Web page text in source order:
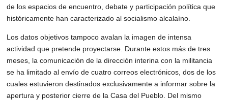
de los espacios de encuentro, debate y participación política que
históricamente han caracterizado al socialismo alcalaíno.
Los datos objetivos tampoco avalan la imagen de intensa
actividad que pretende proyectarse. Durante estos más de tres
meses, la comunicación de la dirección interina con la militancia
se ha limitado al envío de cuatro correos electrónicos, dos de los
cuales estuvieron destinados exclusivamente a informar sobre la
apertura y posterior cierre de la Casa del Pueblo. Del mismo